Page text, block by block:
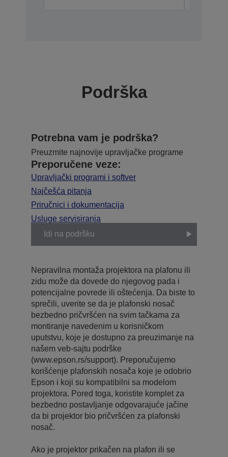
Podrška
Potrebna vam je podrška?
Preuzmite najnovije upravljačke programe
Preporučene veze:
Upravljački programi i softver
Najčešća pitanja
Priručnici i dokumentacija
Usluge servisiranja
Idi na podršku
Nepravilna montaža projektora na plafonu ili
zidu može da dovede do njegovog pada i
potencijalne povrede ili oštećenja. Da biste to
sprečili, uverite se da je plafonski nosač
bezbedno pričvršćen na svim tačkama za
montiranje navedenim u korisničkom
uputstvu, koje je dostupno za preuzimanje na
našem veb-sajtu podrške
(www.epson.rs/support). Preporučujemo
korišćenje plafonskih nosača koje je odobrio
Epson i koji su kompatibilni sa modelom
projektora. Pored toga, koristite komplet za
bezbedno postavljanje odgovarajuće jačine
da bi projektor bio pričvršćen za plafonski
nosač.
Ako je projektor prikačen na plafon ili se